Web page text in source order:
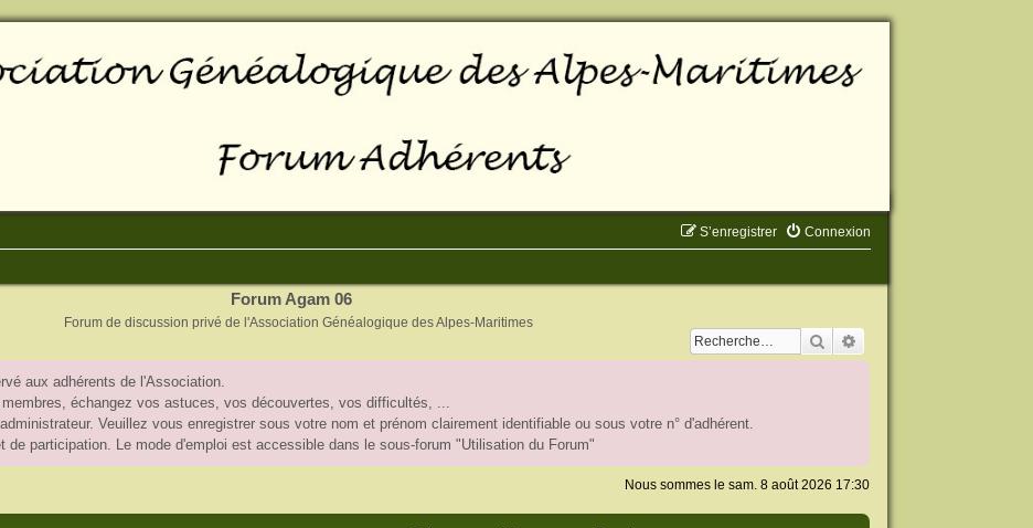
Connexion
S’enregistrer
Forum Agam 06
Forum de discussion privé de l'Association Généalogique des Alpes-Maritimes
Rechercher
aux adhérents de l'Association.
échangez vos astuces, vos découvertes, vos difficultés, ...
Veuillez vous enregistrer sous votre nom et prénom clairement identifiable ou sous votre n° d'adhérent.
de participation. Le mode d'emploi est accessible dans le sous-forum "Utilisation du Forum"
Nous sommes le sam. 8 août 2026 17:30